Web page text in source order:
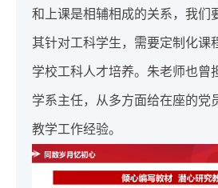
和上课是相辅相成的关系，我们
其针对工科学生，需要定制化课
学校工科人才培养。朱老师也曾
学系主任，从多方面给在座的党
教学工作经验。